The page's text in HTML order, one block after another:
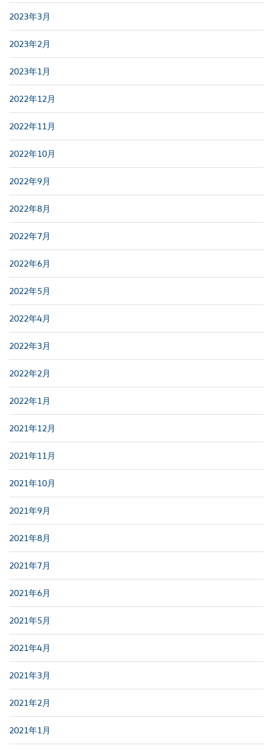
2023年3月
2023年2月
2023年1月
2022年12月
2022年11月
2022年10月
2022年9月
2022年8月
2022年7月
2022年6月
2022年5月
2022年4月
2022年3月
2022年2月
2022年1月
2021年12月
2021年11月
2021年10月
2021年9月
2021年8月
2021年7月
2021年6月
2021年5月
2021年4月
2021年3月
2021年2月
2021年1月